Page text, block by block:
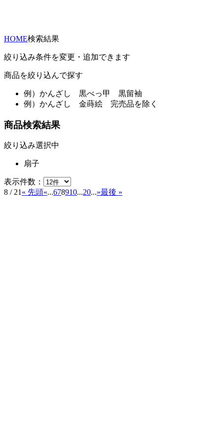
HOME検索結果
絞り込み条件を変更・追加できます
商品を絞り込んで探す
例） かんざし 黒べっ甲 黒留袖
例） かんざし 金蒔絵 完売品を除く
商品検索結果
絞り込み選択中
扇子
表示件数：
8 / 21 « 先頭«...678910...20...»最後 »